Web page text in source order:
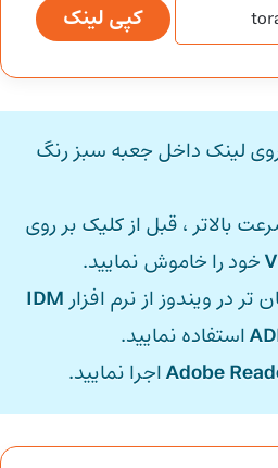
کپی لینک
روی لینک داخل جعبه سبز رنگ
بالاتر ، قبل از کلیک بر روی
خود را خاموش نمایید.
تر در ویندوز از نرم افزار IDM
استفاده نمایید.
Adobeاجرا نمایید.